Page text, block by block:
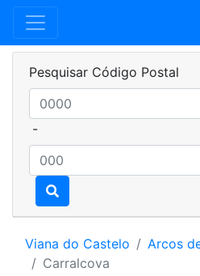
Pesquisar Código Postal
-
Viana do Castelo
Arcos
Carralcova